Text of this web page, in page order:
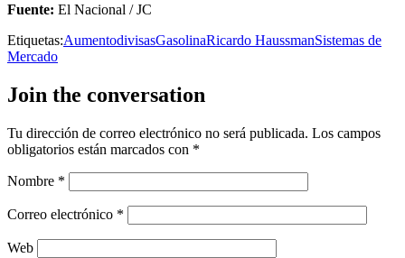
Fuente: El Nacional / JC
Etiquetas:AumentodivisasGasolinaRicardo HaussmanSistemas de
Mercado
Join the conversation
Tu dirección de correo electrónico no será publicada. Los campos
obligatorios están marcados con *
Nombre *
Correo electrónico *
Web